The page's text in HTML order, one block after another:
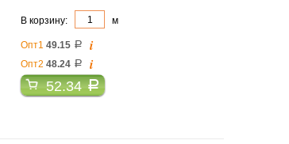
В корзину: м
Опт1 49.15 a i
Опт2 48.24 a i
52.34a